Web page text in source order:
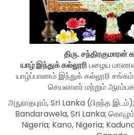
திரு.சந்திரகுமாரன்
யாழ் இந்துக் கல்லூரிபழைய
யாழ்ப்பாணம் இந்துக் கல்லூரி
செயலாளர் மற்றும்
அநுராதபுரம், Sri Lanka (பிறந்தஇடம்);
Bandarawela, Sri Lanka;
Nigeria; Kano, Nigeria;